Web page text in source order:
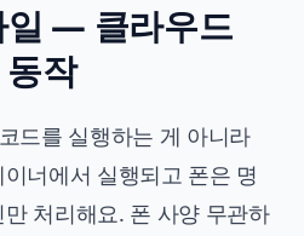
일 — 클라우드
작
드를 실행하는 게 아니라
너에서 실행되고 폰은 명
만 처리해요. 폰 사양 무관하